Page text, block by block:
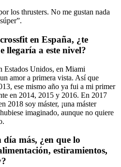
los thrusters. No me gustan nada
en España, ¿te
llegaría a este nivel?
Estados Unidos, en Miami
amor a primera vista. Así que
ese mismo año ya fui a mi primer
en 2014, 2015 y 2016. En 2017
2018 soy máster, ¡una máster
imaginado, aunque no quiere
más, ¿en que lo
estiramientos,